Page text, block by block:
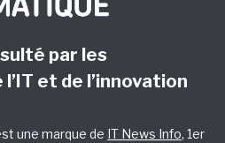
par les
et de l’innovation
une marque de IT News Info, 1er